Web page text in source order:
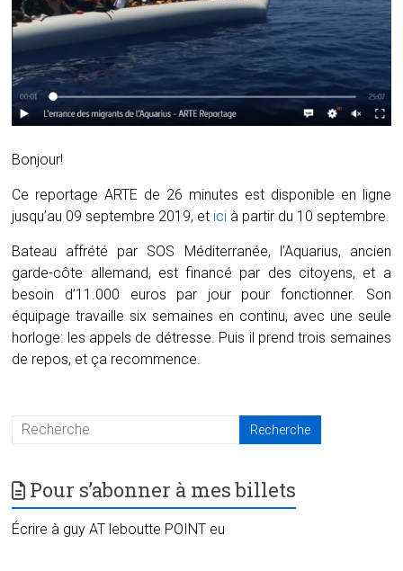
Bonjour!
Ce reportage ARTE de 26 minutes est disponible en ligne
jusqu’au 09 septembre 2019, et ici à partir du 10 septembre.
Bateau affrété par SOS Méditerranée, l’Aquarius, ancien
garde-côte allemand, est financé par des citoyens, et a
besoin d’11.000 euros par jour pour fonctionner. Son
équipage travaille six semaines en continu, avec une seule
horloge: les appels de détresse. Puis il prend trois semaines
de repos, et ça recommence.
Pour s’abonner à mes billets
Écrire à guy AT leboutte POINT eu